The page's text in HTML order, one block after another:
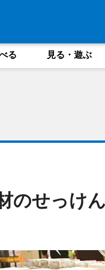
る 見る・遊ぶ
のせっけ